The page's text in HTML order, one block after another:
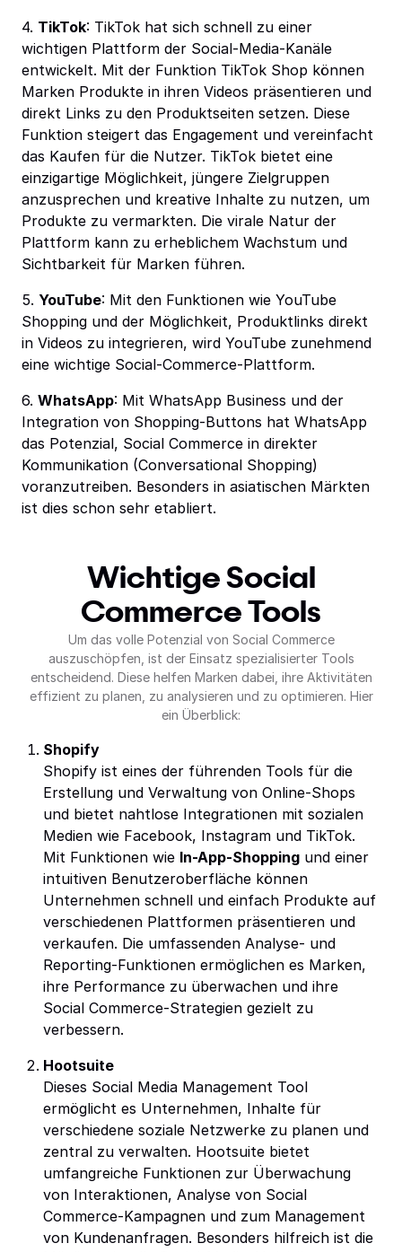
4. TikTok: TikTok hat sich schnell zu einer
wichtigen Plattform der Social-Media-Kanäle
entwickelt. Mit der Funktion TikTok Shop können
Marken Produkte in ihren Videos präsentieren und
direkt Links zu den Produktseiten setzen. Diese
Funktion steigert das Engagement und vereinfacht
das Kaufen für die Nutzer. TikTok bietet eine
einzigartige Möglichkeit, jüngere Zielgruppen
anzusprechen und kreative Inhalte zu nutzen, um
Produkte zu vermarkten. Die virale Natur der
Plattform kann zu erheblichem Wachstum und
Sichtbarkeit für Marken führen.
5. YouTube: Mit den Funktionen wie YouTube
Shopping und der Möglichkeit, Produktlinks direkt
in Videos zu integrieren, wird YouTube zunehmend
eine wichtige Social-Commerce-Plattform.
6. WhatsApp: Mit WhatsApp Business und der
Integration von Shopping-Buttons hat WhatsApp
das Potenzial, Social Commerce in direkter
Kommunikation (Conversational Shopping)
voranzutreiben. Besonders in asiatischen Märkten
ist dies schon sehr etabliert.
Wichtige Social
Commerce Tools
Um das volle Potenzial von Social Commerce
auszuschöpfen, ist der Einsatz spezialisierter Tools
entscheidend. Diese helfen Marken dabei, ihre Aktivitäten
effizient zu planen, zu analysieren und zu optimieren. Hier
ein Überblick:
Shopify
Shopify ist eines der führenden Tools für die
Erstellung und Verwaltung von Online-Shops
und bietet nahtlose Integrationen mit sozialen
Medien wie Facebook, Instagram und TikTok.
Mit Funktionen wie In-App-Shopping und einer
intuitiven Benutzeroberfläche können
Unternehmen schnell und einfach Produkte auf
verschiedenen Plattformen präsentieren und
verkaufen. Die umfassenden Analyse- und
Reporting-Funktionen ermöglichen es Marken,
ihre Performance zu überwachen und ihre
Social Commerce-Strategien gezielt zu
verbessern.
Hootsuite
Dieses Social Media Management Tool
ermöglicht es Unternehmen, Inhalte für
verschiedene soziale Netzwerke zu planen und
zentral zu verwalten. Hootsuite bietet
umfangreiche Funktionen zur Überwachung
von Interaktionen, Analyse von Social
Commerce-Kampagnen und zum Management
von Kundenanfragen. Besonders hilfreich ist die